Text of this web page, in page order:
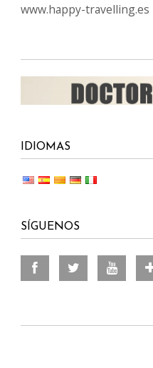
www.happy-travelling.es
IDIOMAS
SÍGUENOS